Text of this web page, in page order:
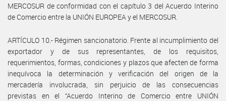
MERCOSUR de conformidad con el capítulo 3 del Acuerdo Interino
de Comercio entre la UNIÓN EUROPEA y el MERCOSUR.
ARTÍCULO 10.- Régimen sancionatorio. Frente al incumplimiento del
exportador y de sus representantes, de los requisitos,
requerimientos, formas, condiciones y plazos que afecten de forma
inequívoca la determinación y verificación del origen de la
mercadería involucrada, sin perjuicio de las consecuencias
previstas en el “Acuerdo Interino de Comercio entre UNIÓN